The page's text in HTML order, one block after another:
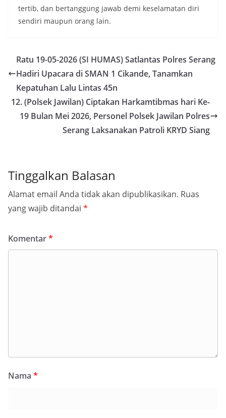
tertib, dan bertanggung jawab demi keselamatan diri
sendiri maupun orang lain.
Ratu 19-05-2026 (SI HUMAS) Satlantas Polres Serang
Hadiri Upacara di SMAN 1 Cikande, Tanamkan
Kepatuhan Lalu Lintas 45n
12. (Polsek Jawilan) Ciptakan Harkamtibmas hari Ke-
19 Bulan Mei 2026, Personel Polsek Jawilan Polres
Serang Laksanakan Patroli KRYD Siang
Tinggalkan Balasan
Alamat email Anda tidak akan dipublikasikan. Ruas
yang wajib ditandai *
Komentar*
Nama *